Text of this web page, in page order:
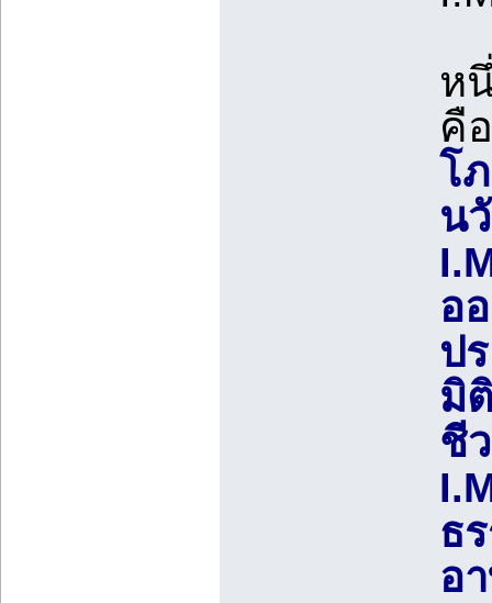
ห
คื
โ
น
อ
ป
มิ
ชี
ธ
อ